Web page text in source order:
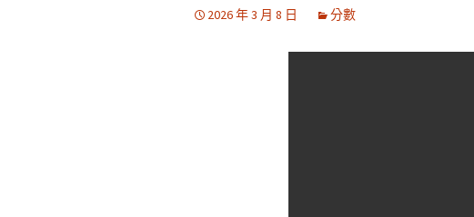
2026 年 3 月 8 日 分數